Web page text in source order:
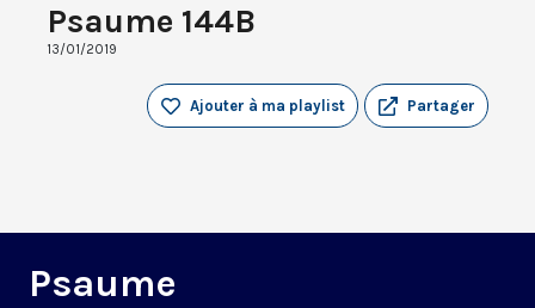
Psaume 144B
13/01/2019
Partager
Ajouter à ma playlist
Psaume